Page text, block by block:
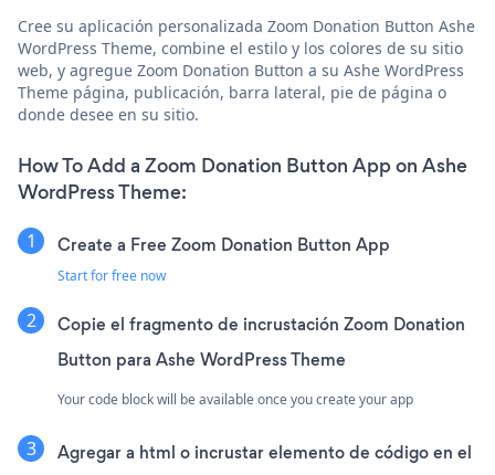
Cree su aplicación personalizada Zoom Donation Button Ashe
WordPress Theme, combine el estilo y los colores de su sitio
web, y agregue Zoom Donation Button a su Ashe WordPress
Theme página, publicación, barra lateral, pie de página o
donde desee en su sitio.
How To Add a Zoom Donation Button App on Ashe
WordPress Theme:
Create a Free Zoom Donation Button App
Start for free now
Copie el fragmento de incrustación Zoom Donation
Button para Ashe WordPress Theme
Your code block will be available once you create your app
Agregar a html o incrustar elemento de código en el